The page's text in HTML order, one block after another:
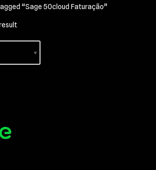
“Sage 50cloud Faturação”